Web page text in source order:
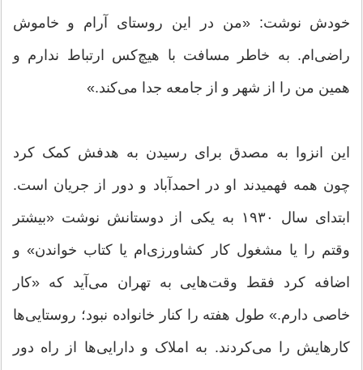
خودش نوشت: «من در این روستای آرام و خاموش
راضی‌ام. به خاطر مسافت با هیچ‌کس ارتباط ندارم و
همین من را از شهر و از جامعه جدا می‌کند.»
این انزوا به مصدق برای رسیدن به هدفش کمک کرد
چون همه فهمیدند او در احمدآباد و دور از جریان است.
ابتدای سال ۱۹۳۰ به یکی از دوستانش نوشت «بیشتر
وقتم را یا مشغول کار کشاورزی‌ام یا کتاب خواندن» و
اضافه کرد فقط وقت‌هایی به تهران می‌آید که «کار
خاصی دارم.» طول هفته را کنار خانواده نبود؛ روستایی‌ها
کار‌هایش را می‌کردند. به املاک و دارایی‌ها از راه دور